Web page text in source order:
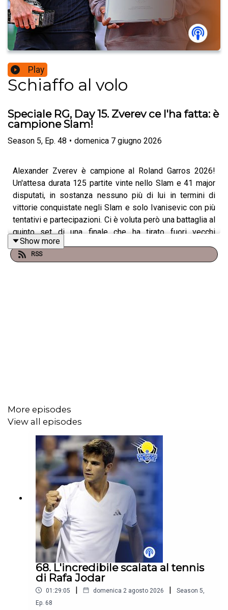
Play
Schiaffo al volo
Speciale RG, Day 15. Zverev ce l'ha fatta: è
campione Slam!
Season 5, Ep. 48 • domenica 7 giugno 2026
Alexander Zverev è campione al Roland Garros 2026!
Un'attesa durata 125 partite vinte nello Slam e 41 major
disputati, in sostanza nessuno più di lui in termini di
vittorie conquistate negli Slam e solo Ivanisevic con più
tentativi e partecipazioni. Ci è voluta però una battaglia al
quinto set di una finale che ha tirato fuori vecchi
fantasmi. Di lui, del suo successo e di Flavio Cobolli,
autore di un gran torneo ma che forse è mancato davvero
Show more
RSS
More episodes
View all episodes
68. L'incredibile scalata al tennis
di Rafa Jodar
01:29:05 | domenica 2 agosto 2026 | Season 5
Ep. 68